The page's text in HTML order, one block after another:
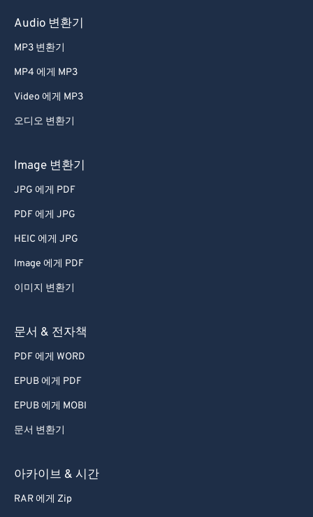
Audio 변환기
MP3 변환기
MP4 에게 MP3
Video 에게 MP3
오디오 변환기
Image 변환기
JPG 에게 PDF
PDF 에게 JPG
HEIC 에게 JPG
Image 에게 PDF
이미지 변환기
문서 & 전자책
PDF 에게 WORD
EPUB 에게 PDF
EPUB 에게 MOBI
문서 변환기
아카이브 & 시간
RAR 에게 Zip